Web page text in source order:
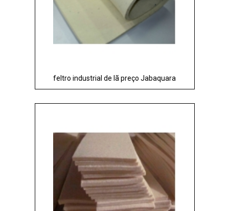
feltro industrial de lã preço Jabaquara